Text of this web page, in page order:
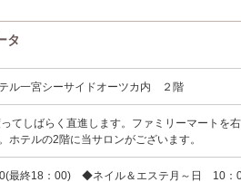
タ
ル一宮シーサイドオーツカ内 ２階
てしばらく直進します。ファミリーマートを
ホテルの2階に当サロンがございます。
最終18：00) ◆ネイル＆エステ月～日 10：